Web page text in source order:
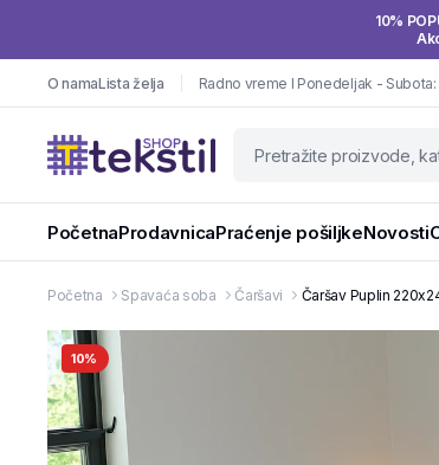
10%
O namaLista želja Radno vreme I Ponedeljak - Subota:
PočetnaProdavnicaPraćenje pošiljkeNovosti
Početna Spavaća soba Čaršavi Čaršav Puplin
10%